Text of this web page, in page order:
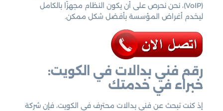
(VoIP)، نحن نحرص على أن يكون النظام مجهزًا بالكامل
ليخدم أغراض المؤسسة بأفضل شكل ممكن.
رقم فني بدالات في الكويت:
خبراء في خدمتك
إذ كنت تبحث عن فني بدالات محترف في الكويت، فإن شركة